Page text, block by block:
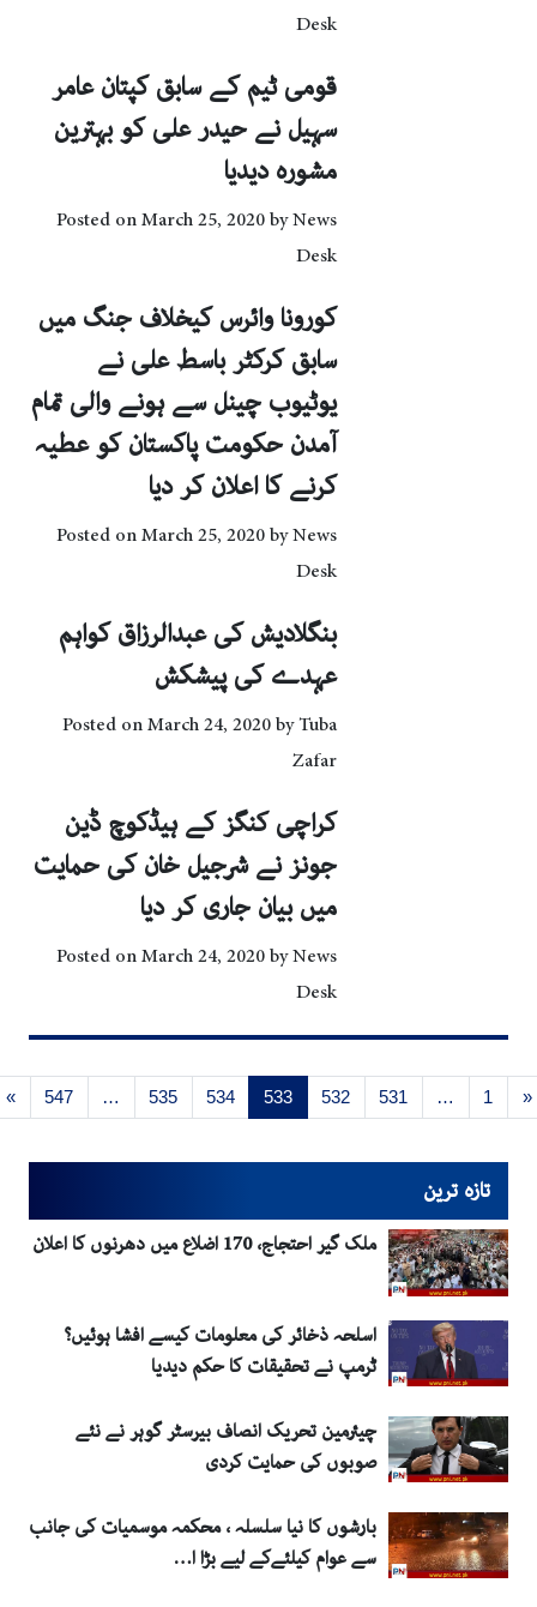
Desk
قومی ٹیم کے سابق کپتان عامر
سہیل نے حیدر علی کو بہترین
مشورہ دیدیا
Posted onMarch 25, 2020byNews
Desk
کورونا وائرس کیخلاف جنگ میں
سابق کرکٹر باسط علی نے
یوٹیوب چینل سے ہونے والی تمام
آمدن حکومت پاکستان کو عطیہ
کرنے کا اعلان کر دیا
Posted onMarch 25, 2020byNews
Desk
بنگلادیش کی عبدالرزاق کواہم
عہدے کی پیشکش
Posted onMarch 24, 2020byTuba
Zafar
کراچی کنگز کے ہیڈکوچ ڈین
جونز نے شرجیل خان کی حمایت
میں بیان جاری کر دیا
Posted onMarch 24, 2020byNews
Desk
…
531
532
533
534
535
…
547
»
تازہ ترین
ملک گیر احتجاج، 170 اضلاع میں دھرنوں کا اعلان
اسلحہ ذخائر کی معلومات کیسے افشا ہوئیں؟
ٹرمپ نے تحقیقات کا حکم دیدیا
چیئرمین تحریک انصاف بیرسٹر گوہر نے نئے
صوبوں کی حمایت کردی
بارشوں کا نیا سلسلہ ، محکمہ موسمیات کی جانب
سے عوام کیلئےکے لیے بڑا ا…